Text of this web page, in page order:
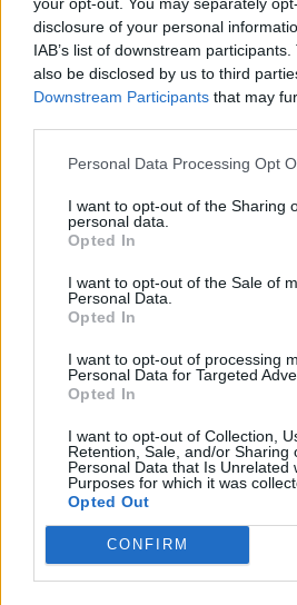
disclosure of your personal
IAB’s list of downstream
also be disclosed by us to third
Downstream Participants that may
Personal Data Processing Opt
I want to opt-out of the Sharing
personal data.
Opted In
I want to opt-out of the Sale of
Personal Data.
Opted In
I want to opt-out of processing
Personal Data for Targeted
Opted In
I want to opt-out of Collection,
Retention, Sale, and/or Sharing
Personal Data that Is Unrelated
Purposes for which it was
Opted Out
CONFIRM